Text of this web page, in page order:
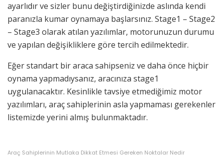
ayarlıdır ve sizler bunu değiştirdiğinizde aslında kendi
paranızla kumar oynamaya başlarsınız. Stage1 – Stage2
– Stage3 olarak atılan yazılımlar, motorunuzun durumu
ve yapılan değişikliklere göre tercih edilmektedir.
Eğer standart bir araca sahipseniz ve daha önce hiçbir
oynama yapmadıysanız, aracınıza stage1
uygulanacaktır. Kesinlikle tavsiye etmediğimiz motor
yazılımları, araç sahiplerinin asla yapmaması gerekenler
listemizde yerini almış bulunmaktadır.
Araç Sahiplerinin Mutlaka Dikkat Etmesi Gereken Noktalar Nedir